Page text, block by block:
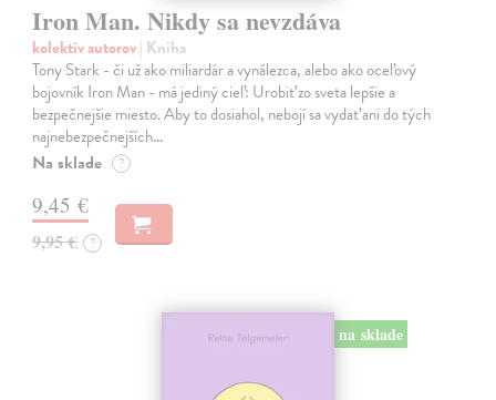
Iron Man. Nikdy sa nevzdáva
kolektív autorov| Kniha
Tony Stark - či už ako miliardár a vynálezca, alebo ako oceľový
bojovník Iron Man - má jediný cieľ: Urobiť zo sveta lepšie a
bezpečnejšie miesto. Aby to dosiahol, nebojí sa vydať ani do tých
najnebezpečnejších…
Na sklade ?
9,45 €
9,95 € ?
na sklade